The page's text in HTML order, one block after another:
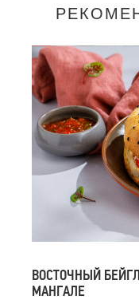
ВОСТОЧНЫЙ
МАНГАЛЕ